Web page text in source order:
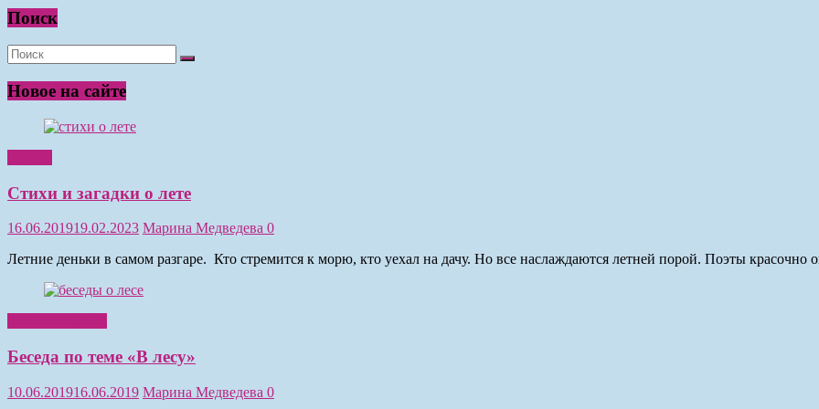
Поиск
Новое на сайте
Стихи и загадки о лете
16.06.201919.02.2023 Марина Медведева 0
Летние деньки в самом разгаре. Кто стремится к морю, кто уехал на дачу. Но все наслаждаются летней порой. Поэты красочно
Беседа по теме «В лесу»
10.06.201916.06.2019 Марина Медведева 0